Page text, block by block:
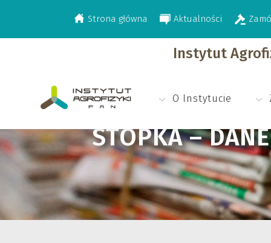
Strona główna Aktualności
Instytut
O Instytucie
STOPKA –
>Stopka – Dane kontaktowe